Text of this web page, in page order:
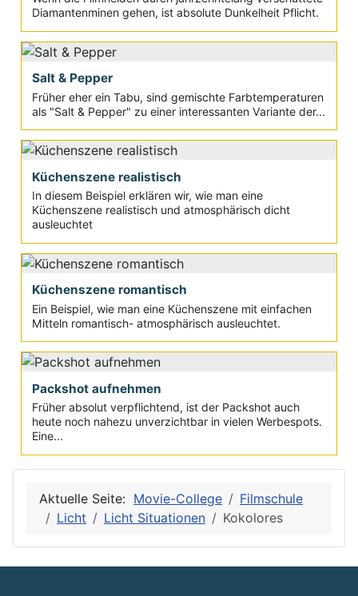
Diamantenminen gehen, ist absolute Dunkelheit Pflicht.
Salt & Pepper
Früher eher ein Tabu, sind gemischte Farbtemperaturen
als "Salt & Pepper" zu einer interessanten Variante der...
Küchenszene realistisch
In diesem Beispiel erklären wir, wie man eine
Küchenszene realistisch und atmosphärisch dicht
ausleuchtet
Küchenszene romantisch
Ein Beispiel, wie man eine Küchenszene mit einfachen
Mitteln romantisch- atmosphärisch ausleuchtet.
Packshot aufnehmen
Früher absolut verpflichtend, ist der Packshot auch
heute noch nahezu unverzichtbar in vielen Werbespots.
Eine...
Aktuelle Seite: Movie-College
Filmschule
Licht
Licht Situationen Kokolores